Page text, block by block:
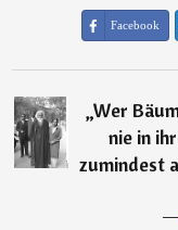
Facebook
„Wer
nie in
zumindest